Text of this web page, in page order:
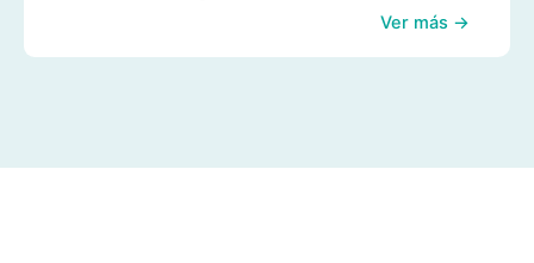
Ver más →